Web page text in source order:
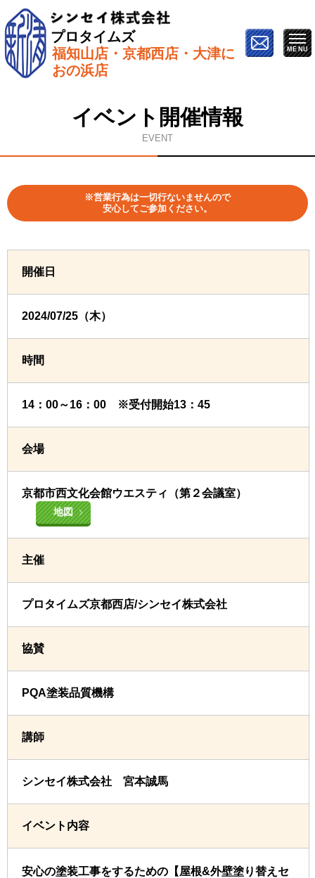
プロタイムズ
福知山店・京都西店・大津に
おの浜店
ホーム»イベント情報»7月25日（木）【西京区で開
催】屋根&外壁塗り替えセミナー
イベント開催情報
EVENT
※営業行為は一切行ないませんので
安心してご参加ください。
開催日
2024/07/25（木）
時間
14：00～16：00 ※受付開始13：45
会場
京都市西文化会館ウエスティ（第２会議室）
地図
主催
プロタイムズ京都西店/シンセイ株式会社
協賛
PQA塗装品質機構
講師
シンセイ株式会社 宮本誠馬
イベント内容
安心の塗装工事をするための【屋根&外壁塗り替えセ